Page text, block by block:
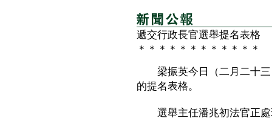
遞交行政長官選舉提名表格
＊＊＊＊＊＊＊＊＊＊＊＊
梁振英今日（二月二十三
的提名表格。
選舉主任潘兆初法官正處